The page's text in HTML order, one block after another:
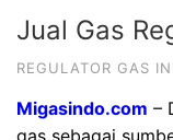
Jual Gas
REGULATOR GAS
Migasindo.com –